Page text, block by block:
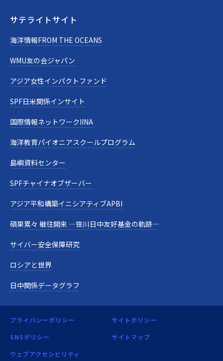
サテライトサイト
海洋情報FROM THE OCEANS
WMU友の会ジャパン
アジア女性インパクトファンド
SPF日米関係インサイト
国際情報ネットワークIINA
海洋教育パイオニアスクールプログラム
島嶼資料センター
SPFチャイナオブザーバー
アジア平和構築イニシアティブAPBI
碩果累々 継往開来 —笹川日中友好基金の軌跡—
サイバー安全保障研究
ロシアと世界
日中関係データグラフ
プライバシーポリシー
サイトポリシー
SNSポリシー
サイトマップ
ウェブアクセシビリティ